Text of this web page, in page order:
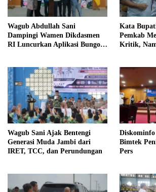
Wagub Abdullah Sani
Dampingi Wamen Dikdasmen
RI Luncurkan Aplikasi Bungo
Kata
Pemkab
Kritik,
Wagub Sani Ajak Bentengi
Generasi Muda Jambi dari
IRET, TCC, dan Perundungan
Bimtek
Pers